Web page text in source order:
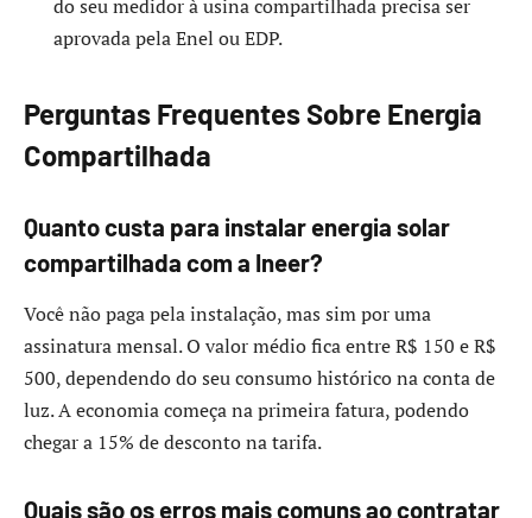
do seu medidor à usina compartilhada precisa ser
aprovada pela Enel ou EDP.
Perguntas Frequentes Sobre Energia
Compartilhada
Quanto custa para instalar energia solar
compartilhada com a Ineer?
Você não paga pela instalação, mas sim por uma
assinatura mensal. O valor médio fica entre R$ 150 e R$
500, dependendo do seu consumo histórico na conta de
luz. A economia começa na primeira fatura, podendo
chegar a 15% de desconto na tarifa.
Quais são os erros mais comuns ao contratar